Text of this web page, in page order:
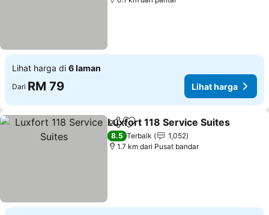
Lihat harga di 6 laman
Dari RM 79 Lihat harga
KongsiTambah ke favorit
Luxfort 118 Service Suites
8.5 Terbaik
1,052
1.7 km dari Pusat bandar